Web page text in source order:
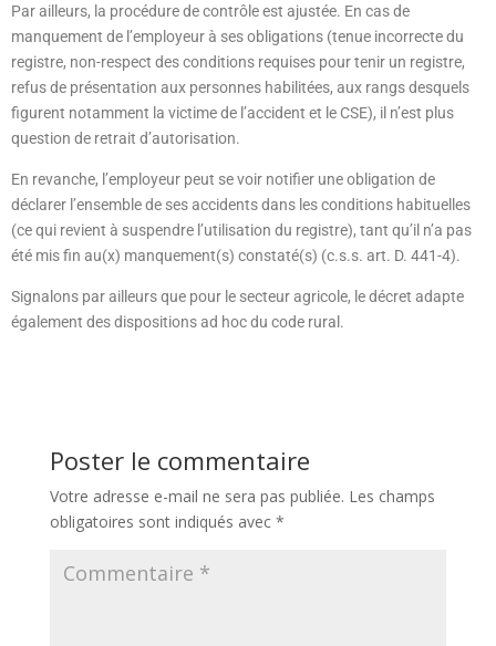
Par ailleurs, la procédure de contrôle est ajustée. En cas de
manquement de l’employeur à ses obligations (tenue incorrecte du
registre, non-respect des conditions requises pour tenir un registre,
refus de présentation aux personnes habilitées, aux rangs desquels
figurent notamment la victime de l’accident et le CSE), il n’est plus
question de retrait d’autorisation.
En revanche, l’employeur peut se voir notifier une obligation de
déclarer l’ensemble de ses accidents dans les conditions habituelles
(ce qui revient à suspendre l’utilisation du registre), tant qu’il n’a pas
été mis fin au(x) manquement(s) constaté(s) (c.s.s. art. D. 441-4).
Signalons par ailleurs que pour le secteur agricole, le décret adapte
également des dispositions ad hoc du code rural.
Poster le commentaire
Votre adresse e-mail ne sera pas publiée. Les champs
obligatoires sont indiqués avec *